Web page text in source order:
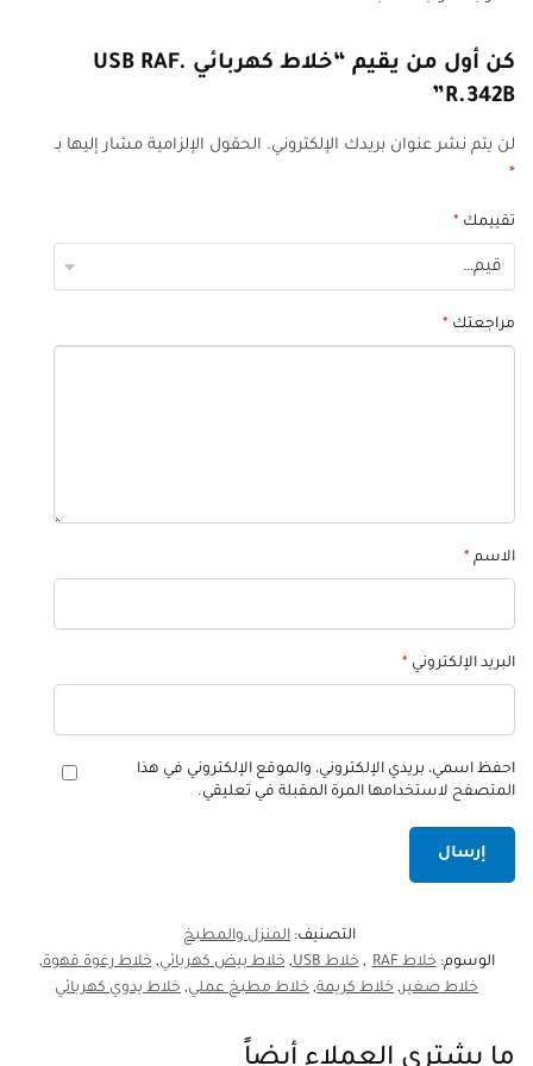
كن أول من يقيم “خلاط كهربائي USB RAF.
R.342B”
لن يتم نشر عنوان بريدك الإلكتروني. الحقول الإلزامية مشار إليها بـ
*
تقييمك *
مراجعتك *
الاسم *
البريد الإلكتروني *
احفظ اسمي، بريدي الإلكتروني، والموقع الإلكتروني في هذا
المتصفح لاستخدامها المرة المقبلة في تعليقي.
التصنيف: المنزل والمطبخ
الوسوم:خلاط RAF ,خلاط USB ,خلاط بيض كهربائي,خلاط رغوة قهوة,
خلاط صغير, خلاط كريمة, خلاط مطبخ عملي, خلاط يدوي كهربائي
ما يشتري العملاء أيضاً